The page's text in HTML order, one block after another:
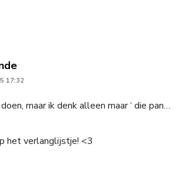
says:
17:32
maar ik denk alleen maar ‘ die pan…
het verlanglijstje! <3